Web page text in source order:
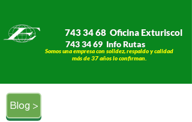
743 34 68 Oficina Exturiscol
Somos una empresa con solidez, respaldo y calidad
​​​​​​​más de 37 años lo confirman.
743 34 69 Info Rutas
Blog >